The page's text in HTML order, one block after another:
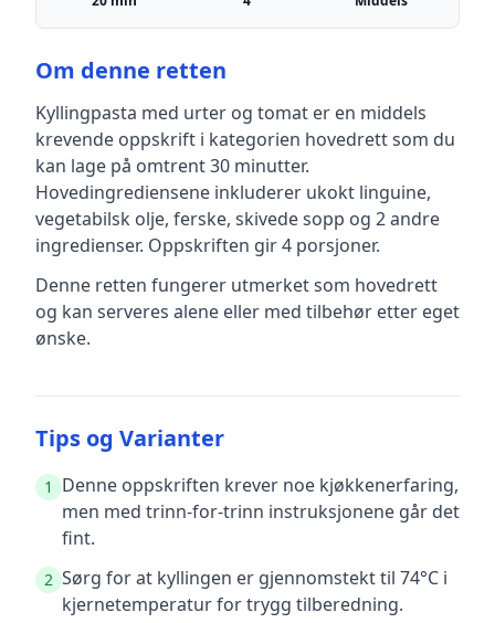
Om denne retten
Kyllingpasta med urter og tomat er en middels
krevende oppskrift i kategorien hovedrettsom du
kan lage på omtrent 30 minutter.
Hovedingrediensene inkluderer ukokt linguine,
vegetabilsk olje, ferske, skivede sopp og 2 andre
ingredienser. Oppskriften gir4 porsjoner.
Denne retten fungerer utmerket som hovedrett
og kan serveres alene eller med tilbehør etter eget
ønske.
Tips og Varianter
1
Denne oppskriften krever noe kjøkkenerfaring,
men med trinn-for-trinn instruksjonene går det
fint.
2 Sørg for at kyllingen er gjennomstekt til 74°C i
kjernetemperatur for trygg tilberedning.